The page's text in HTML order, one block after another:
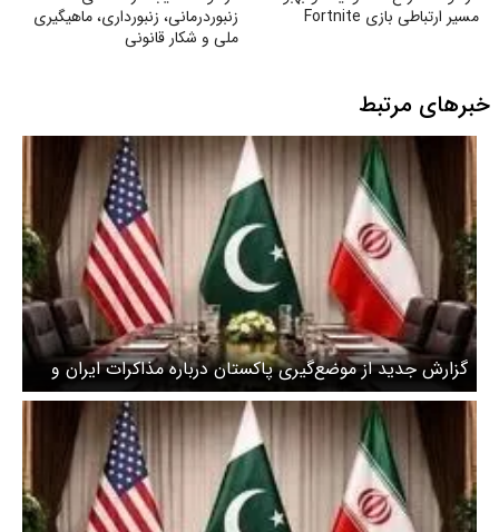
مسیر ارتباطی بازی Fortnite
زنبوردرمانی، زنبورداری، ماهیگیری
ملی و شکار قانونی
خبرهای مرتبط
گزارش جدید از موضع‌گیری پاکستان درباره مذاکرات ایران و
آمریکا